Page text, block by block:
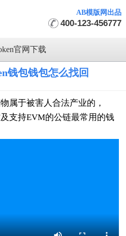
AB模版网出品
400-123-456777
官网下载
钱包钱包怎么找回
属于被害人合法产业的，
支持EVM的公链最常用的钱